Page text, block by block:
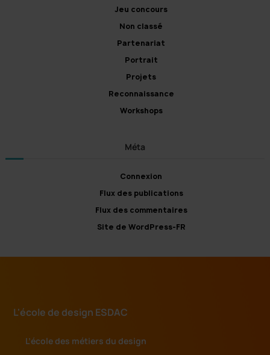
Jeu concours
Non classé
Partenariat
Portrait
Projets
Reconnaissance
Workshops
Méta
Connexion
Flux des publications
Flux des commentaires
Site de WordPress-FR
L'école de design ESDAC
L’école des métiers du design